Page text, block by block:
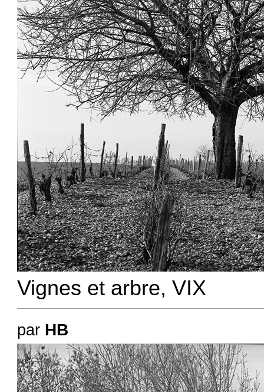
Vignes et arbre, VIX
par HB